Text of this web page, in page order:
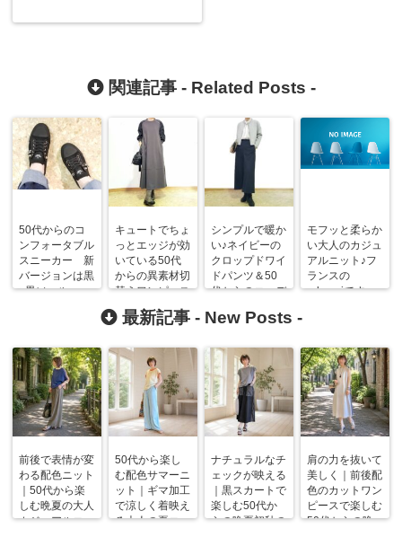
関連記事 - Related Posts -
50代からのコ
ンフォータブル
スニーカー 新
バージョンは黒
×黒ソール
キュートでちょ
っとエッジが効
いている50代
からの異素材切
替えワンピース
シンプルで暖か
い♪ネイビーの
クロップドワイ
ドパンツ＆50
代からのコーデ
モフッと柔らか
い大人のカジュ
アルニット♪フ
ランスの
odemaiです
最新記事 - New Posts -
前後で表情が変
わる配色ニット
｜50代から楽
しむ晩夏の大人
カジュアルコー
50代から楽し
む配色サマーニ
ット｜ギマ加工
で涼しく着映え
る大人の夏コー
ナチュラルなチ
ェックが映える
｜黒スカートで
楽しむ50代か
らの晩夏初秋の
肩の力を抜いて
美しく｜前後配
色のカットワン
ピースで楽しむ
50代からの晩